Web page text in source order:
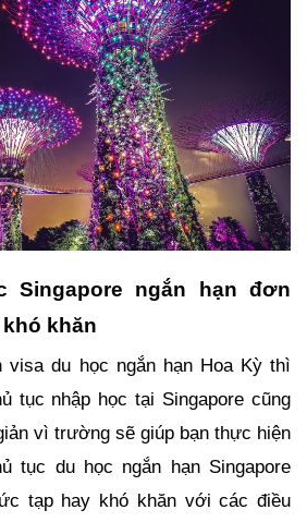
Singapore ngắn hạn đơn
khăn
du học ngắn hạn Hoa Kỳ thì
tục nhập học tại Singapore cũng
vì trường sẽ giúp bạn thực hiện
tục du học ngắn hạn Singapore
tạp hay khó khăn với các điều